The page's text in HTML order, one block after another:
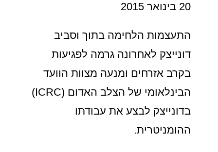
20 בינואר 2015
התעצמות הלחימה בתוך וסביב
דונייצק לאחרונה גרמה לפגיעות
בקרב אזרחים ומנעה מצוות הוועד
הבינלאומי של הצלב האדום (ICRC)
בדונייצק לבצע את עבודתו
ההומניטרית.